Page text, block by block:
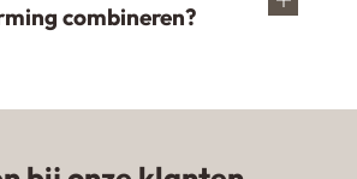
combineren?